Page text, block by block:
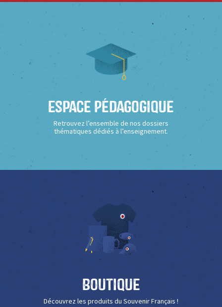
Espace Pédagogique
Retrouvez l’ensemble de nos dossiers
thématiques dédiés à l’enseignement.
Boutique
Découvrez les produits du Souvenir Français !